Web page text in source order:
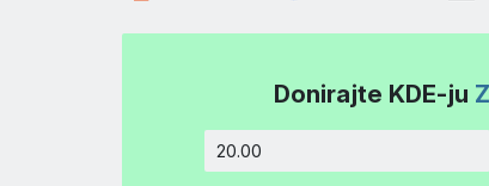
Donirajte KDE-ju